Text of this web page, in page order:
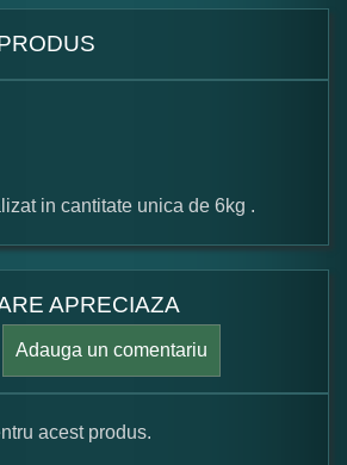
in cantitate unica de 6kg .
APRECIAZA
Adauga un comentariu
acest produs.